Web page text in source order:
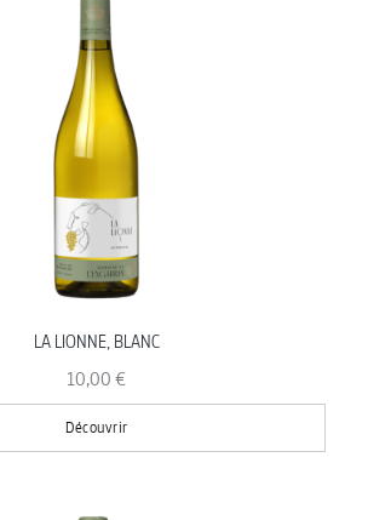
LA LIONNE, BLANC
10,00 €
Découvrir